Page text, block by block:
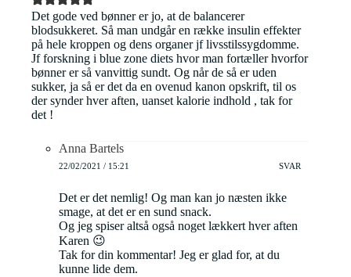
Det gode ved bønner er jo, at de balancerer
blodsukkeret. Så man undgår en række insulin effekter
på hele kroppen og dens organer jf livsstilssygdomme.
Jf forskning i blue zone diets hvor man fortæller hvorfor
bønner er så vanvittig sundt. Og når de så er uden
sukker, ja så er det da en ovenud kanon opskrift, til os
der synder hver aften, uanset kalorie indhold , tak for
det !
Anna Bartels
22/02/2021 / 15:21 SVAR
Det er det nemlig! Og man kan jo næsten ikke
smage, at det er en sund snack.
Og jeg spiser altså også noget lækkert hver aften
Karen 😉
Tak for din kommentar! Jeg er glad for, at du
kunne lide dem.